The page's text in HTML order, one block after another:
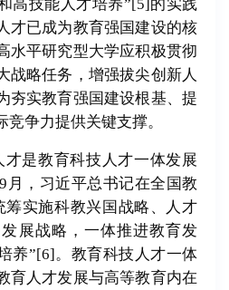
高技能人才培养”[5]的实践
才已成为教育强国建设的核
水平研究型大学应积极贯彻
战略任务，增强拔尖创新人
夯实教育强国建设根基、提
争力提供关键支撑。
才是教育科技人才一体发展
9 月，习近平总书记在全国教
筹实施科教兴国战略、人才
展战略，一体推进教育发
养”[6]。教育科技人才一体
育人才发展与高等教育内在